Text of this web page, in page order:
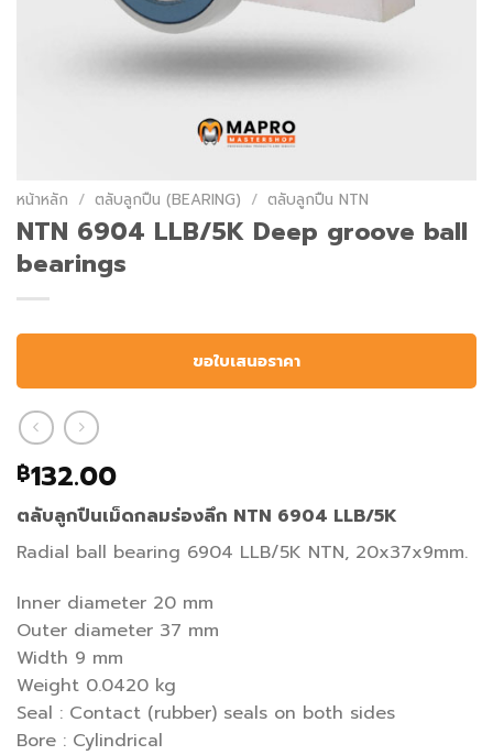
หน้าหลัก / ตลับลูกปืน (BEARING) / ตลับลูกปืน NTN
NTN 6904 LLB/5K Deep groove ball
bearings
ขอใบเสนอราคา
฿132.00
ตลับลูกปืนเม็ดกลมร่องลึก NTN 6904 LLB/5K
Radial ball bearing 6904 LLB/5K NTN, 20x37x9mm.
Inner diameter 20 mm
Outer diameter 37 mm
Width 9 mm
Weight 0.0420 kg
Seal : Contact (rubber) seals on both sides
Bore : Cylindrical